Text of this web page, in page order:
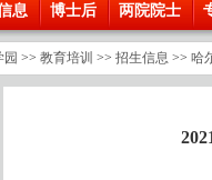
息 博士后 两院院士
园 >> 教育培训 >> 招生信息 >> 哈